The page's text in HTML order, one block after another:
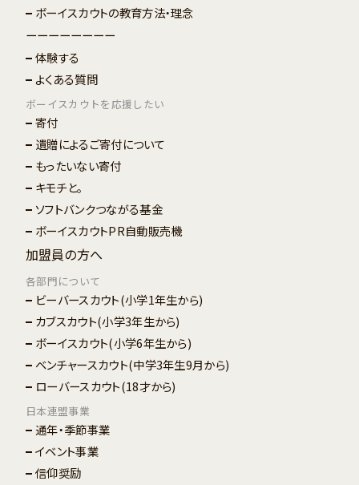
ボーイスカウトの教育方法・理念
ーーーーーーーー
体験する
よくある質問
ボーイスカウトを応援したい
寄付
遺贈によるご寄付について
もったいない寄付
キモチと。
ソフトバンクつながる基金
ボーイスカウトPR自動販売機
加盟員の方へ
各部門について
ビーバースカウト(小学1年生から)
カブスカウト(小学3年生から)
ボーイスカウト(小学6年生から)
ベンチャースカウト(中学3年生9月から)
ローバースカウト(18才から)
日本連盟事業
通年・季節事業
イベント事業
信仰奨励